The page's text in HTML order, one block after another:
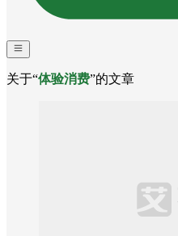
关于“体验消费”的文章